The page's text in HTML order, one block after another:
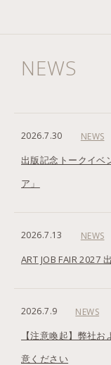
NEWS
2026.7.30 NEWS
出版記念トークイベ
ア」
2026.7.13 NEWS
ART JOB FAIR 2027
2026.7.9 NEWS
【注意喚起】弊社
意ください